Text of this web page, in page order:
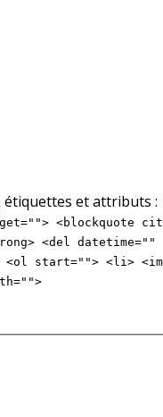
étiquettes et attributs :
<blockquote
<del
<ol start=""> <li>